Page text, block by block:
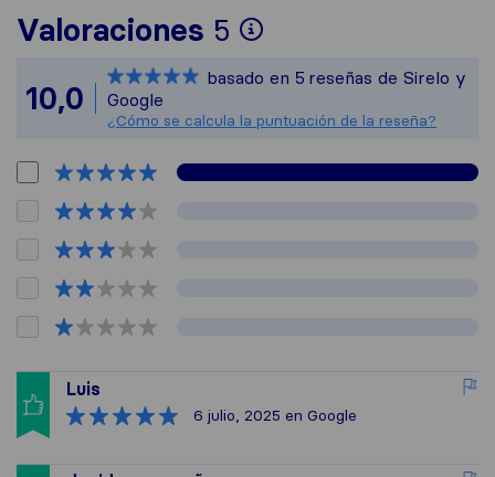
Valoraciones 5
Para ofrecerte
Todas las
10,0
basado en 5 reseñas de Sirelo y
Google
¿Cómo se calcula la puntuación de la reseña?
Luis
6 julio, 2025 en Google